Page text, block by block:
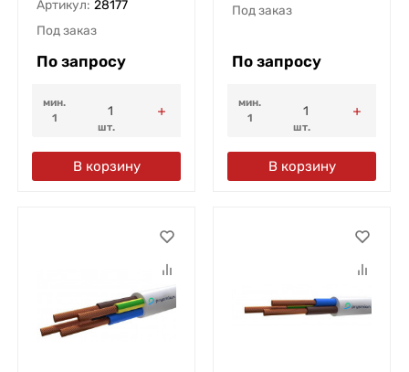
Артикул: 28177
Под заказ
По запросу
мин.
1
шт.
В корзину
Под заказ
По запросу
мин.
1
шт.
В корзину